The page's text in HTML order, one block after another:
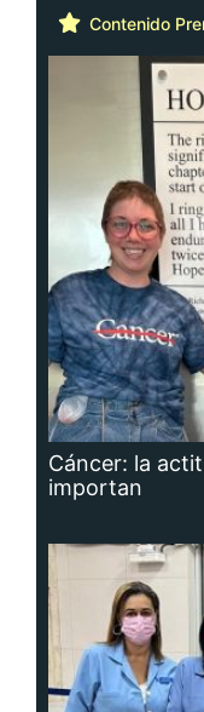
Contenido
Cáncer: la
importan